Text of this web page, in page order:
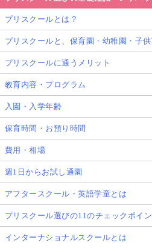
プリスクールとは？
プリスクールと、保育園・幼稚園・子
プリスクールに通うメリット
教育内容・プログラム
入園・入学年齢
保育時間・お預り時間
費用・相場
週1日からお試し通園
アフタースクール・英語学童とは
プリスクール選びの11のチェックポイン
インターナショナルスクールとは